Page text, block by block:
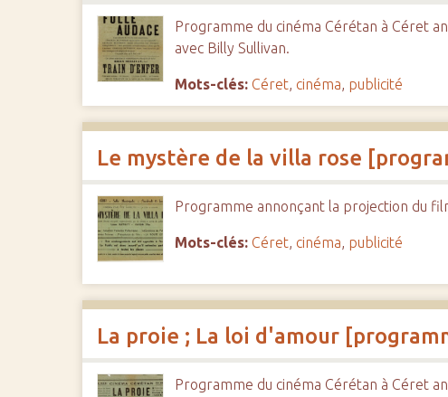
Programme du cinéma Cérétan à Céret
avec Billy Sullivan.
Mots-clés: Céret,cinéma, publicité
Le mystère de la villa rose
Programme annonçant la projection du
Mots-clés: Céret,cinéma, publicité
La proie ; La loi d'amour
Programme du cinéma Cérétan à Céret